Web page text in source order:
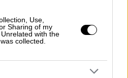
Use,
Sharing of my
with the
collected.
όσο μπορούμε